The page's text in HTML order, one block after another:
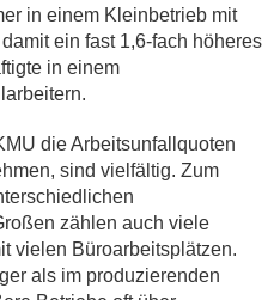
in einem Kleinbetrieb mit
ein fast 1,6-fach höheres
in einem
die Arbeitsunfallquoten
sind vielfältig. Zum
zählen auch viele
vielen Büroarbeitsplätzen.
als im produzierenden